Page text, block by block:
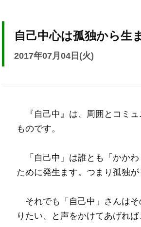
自己中心は孤独から生
2017年07月04日(火)
『自己中』は、周囲とコミュ
ものです。
「自己中」は誰とも「かかわ
ために発生ます。つまり孤独
それでも「自己中」さんはそ
りたい、と声をかけてあげれ